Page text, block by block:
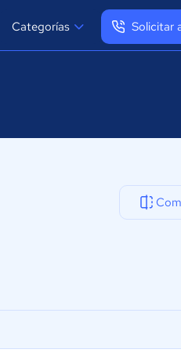
Categorías Solicitar